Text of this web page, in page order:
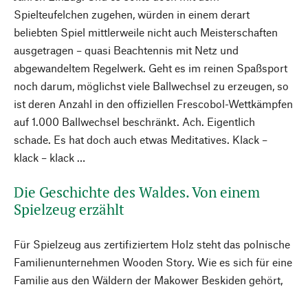
Spielteufelchen zugehen, würden in einem derart
beliebten Spiel mittlerweile nicht auch Meisterschaften
ausgetragen – quasi Beachtennis mit Netz und
abgewandeltem Regelwerk. Geht es im reinen Spaßsport
noch darum, möglichst viele Ballwechsel zu erzeugen, so
ist deren Anzahl in den offiziellen Frescobol-Wettkämpfen
auf 1.000 Ballwechsel beschränkt. Ach. Eigentlich
schade. Es hat doch auch etwas Meditatives. Klack –
klack – klack …
Die Geschichte des Waldes. Von einem
Spielzeug erzählt
Für Spielzeug aus zertifiziertem Holz steht das polnische
Familienunternehmen Wooden Story. Wie es sich für eine
Familie aus den Wäldern der Makower Beskiden gehört,